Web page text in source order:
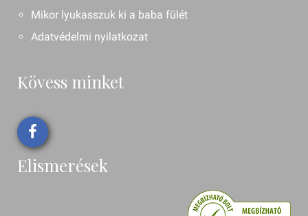
Mikor lyukasszuk ki a baba fülét
Adatvédelmi nyilatkozat
Kövess minket
Elismerések